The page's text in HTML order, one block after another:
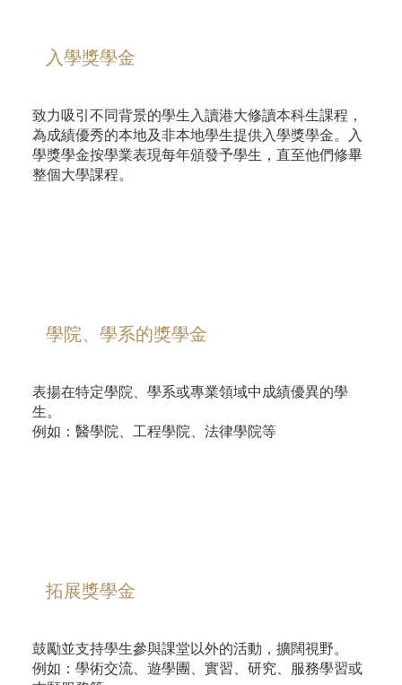
致力吸引不同背景的學生入讀港大修讀本科生課程，
為成績優秀的本地及非本地學生提供入學獎學金。入
學獎學金按學業表現每年頒發予學生，直至他們修畢
整個大學課程。
入學獎學金
表揚在特定學院、學系或專業領域中成績優異的學
生。
例如：醫學院、工程學院、法律學院等
學院、學系的獎學金
鼓勵並支持學生參與課堂以外的活動，擴闊視野。
例如：學術交流、遊學團、實習、研究、服務學習或
拓展獎學金